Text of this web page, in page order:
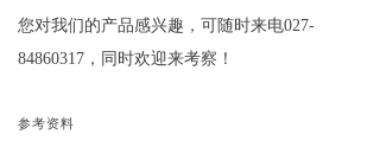
您对我们的产品感兴趣，可随时来电027-
84860317，同时欢迎来考察！
参考资料